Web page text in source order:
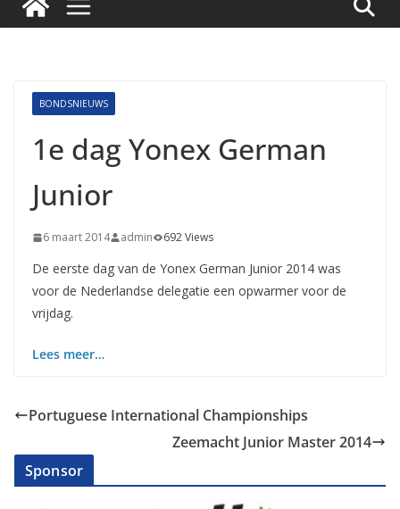
BONDSNIEUWS
1e dag Yonex German
Junior
6 maart 2014 admin 692 Views
De eerste dag van de Yonex German Junior 2014 was
voor de Nederlandse delegatie een opwarmer voor de
vrijdag.
Lees meer…
Portuguese International Championships
Zeemacht Junior Master 2014
Sponsor